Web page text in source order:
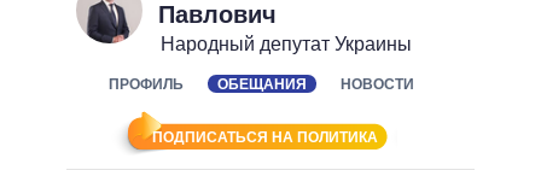
СОБЫТИЯ
МНЕНИЯ
ОБЗОРЫ
ДАЙДЖЕСТЫ
ОБЩЕСТВО
МИР
ПОЛИТИКИ
ВСЕ ПОЛИТИКИ
ПРЕЗИДЕНТ И ОФИС
ВЕРХОВНАЯ РАДА
ИНФОГРАФИКА
ВИДЕО
Павлович
Народный депутат Украины
ПРОФИЛЬ ОБЕЩАНИЯ НОВОСТИ
ПОДПИСАТЬСЯ НА ПОЛИТИКА